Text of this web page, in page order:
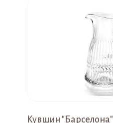
Кувшин "Барселона"